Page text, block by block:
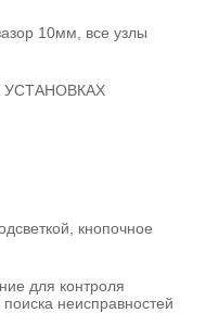
10мм, все узлы
кнопочное
для контроля
неисправностей